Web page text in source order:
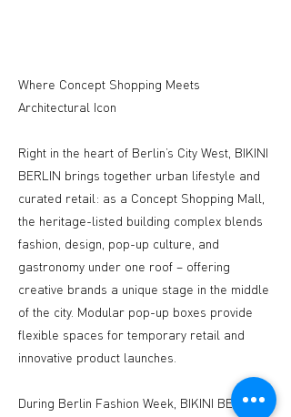
Where Concept Shopping Meets
Architectural Icon
Right in the heart of Berlin’s City West, BIKINI
BERLIN brings together urban lifestyle and
curated retail: as a Concept Shopping Mall,
the heritage-listed building complex blends
fashion, design, pop-up culture, and
gastronomy under one roof – offering
creative brands a unique stage in the middle
of the city. Modular pop-up boxes provide
flexible spaces for temporary retail and
innovative product launches.
During Berlin Fashion Week, BIKINI BERLIN